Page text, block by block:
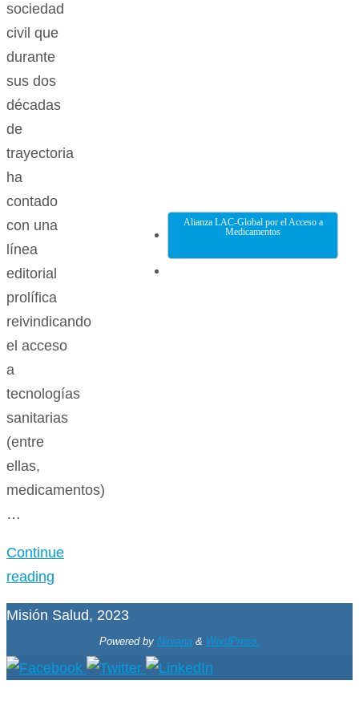
sociedad
civil que
durante
sus dos
décadas
de
trayectoria
ha
contado
con una
línea
editorial
prolífica
reivindicando
el acceso
a
tecnologías
sanitarias
(entre
ellas,
medicamentos)
…
Continue
reading
Alianza LAC-Global por el Acceso a
Medicamentos
Misión Salud, 2023
Powered by Nirvana& WordPress.